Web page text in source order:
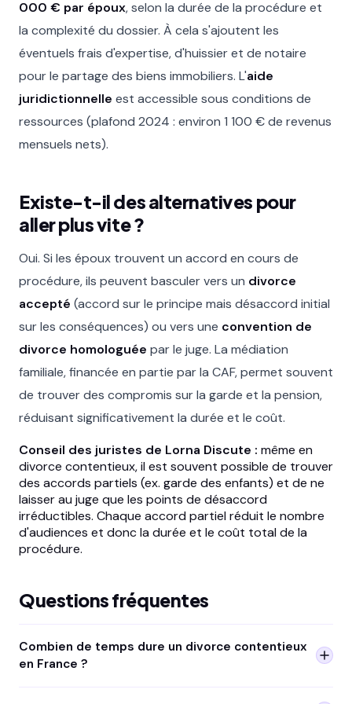
000 € par époux, selon la durée de la procédure et
la complexité du dossier. À cela s'ajoutent les
éventuels frais d'expertise, d'huissier et de notaire
pour le partage des biens immobiliers. L'aide
juridictionnelle est accessible sous conditions de
ressources (plafond 2024 : environ 1 100 € de revenus
mensuels nets).
Existe-t-il des alternatives pour
aller plus vite ?
Oui. Si les époux trouvent un accord en cours de
procédure, ils peuvent basculer vers un divorce
accepté (accord sur le principe mais désaccord initial
sur les conséquences) ou vers une convention de
divorce homologuée par le juge. La médiation
familiale, financée en partie par la CAF, permet souvent
de trouver des compromis sur la garde et la pension,
réduisant significativement la durée et le coût.
Conseil des juristes de Lorna Discute : même en
divorce contentieux, il est souvent possible de trouver
des accords partiels (ex. garde des enfants) et de ne
laisser au juge que les points de désaccord
irréductibles. Chaque accord partiel réduit le nombre
d'audiences et donc la durée et le coût total de la
procédure.
Questions fréquentes
Combien de temps dure un divorce contentieux
en France ?